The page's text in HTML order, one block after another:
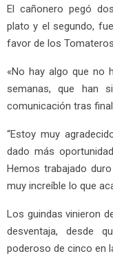
El cañonero pegó
plato y el segundo,
favor de los
«No hay algo que no
semanas, que han
comunicación tras
“Estoy muy
dado más
Hemos trabajado
muy increíble lo que
Los guindas vinieron
desventaja, desde
poderoso de cinco en